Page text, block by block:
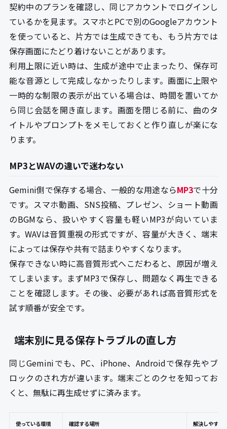
契約中のプランを確認し、同じアカウントでログインし
ているかを見ます。スマホとPCで別のGoogleアカウント
を使っていると、片方では生成できても、もう片方では
保存画面にたどり着けないことがあります。
利用上限に近い時は、生成が途中で止まったり、保存可
能な音源として完成しなかったりします。画面に上限や
一時的な制限の表示が出ている場合は、時間を置いてか
ら同じ会話を開き直します。画面を閉じる前に、曲のタ
イトルやプロンプトをメモしておくと作り直しが楽にな
ります。
MP3とWAVの違いで迷わない
Gemini側で保存する場合、一般的な用途ならMP3で十分
です。スマホ動画、SNS投稿、プレゼン、ショート動画
のBGMなら、扱いやすく容量も軽いMP3が向いていま
す。WAVは音質重視の形式ですが、容量が大きく、端末
によっては保存や共有で詰まりやすくなります。
保存できない時に高音質形式へこだわると、原因が増え
てしまいます。まずMP3で保存し、問題なく再生できる
ことを確認します。その後、必要があれば高音質形式を
試す順番が安全です。
端末別に見る保存トラブルの直し方
同じGeminiでも、PC、iPhone、Androidで保存先やブ
ロックのされ方が違います。端末ごとのクセを知ってお
くと、無駄に再生成せずに済みます。
使っている環境 確認する場所 解決しやすい